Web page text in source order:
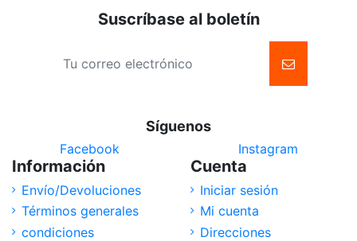
Suscríbase al boletín
Síguenos
Facebook Instagram
Información
Envío/Devoluciones
Términos generales
condiciones
Cuenta
Iniciar sesión
Mi cuenta
Direcciones